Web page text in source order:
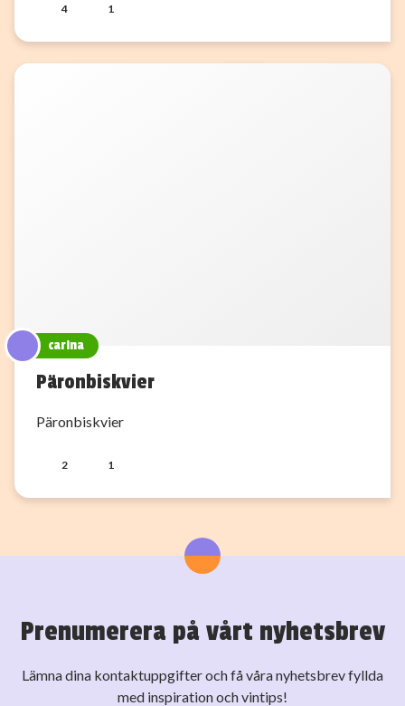
4 1
carina
Päronbiskvier
Päronbiskvier
2 1
Prenumerera på vårt nyhetsbrev
Lämna dina kontaktuppgifter och få våra nyhetsbrev fyllda
med inspiration och vintips!